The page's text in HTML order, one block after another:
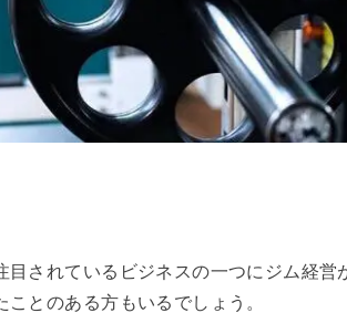
されているビジネスの一つにジム経営
とのある方もいるでしょう。